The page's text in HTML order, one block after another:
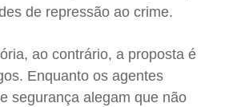
de repressão ao crime.
ao contrário, a proposta é
Enquanto os agentes
segurança alegam que não